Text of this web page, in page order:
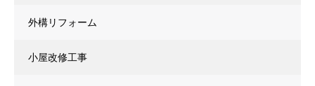
外構リフォーム
小屋改修工事